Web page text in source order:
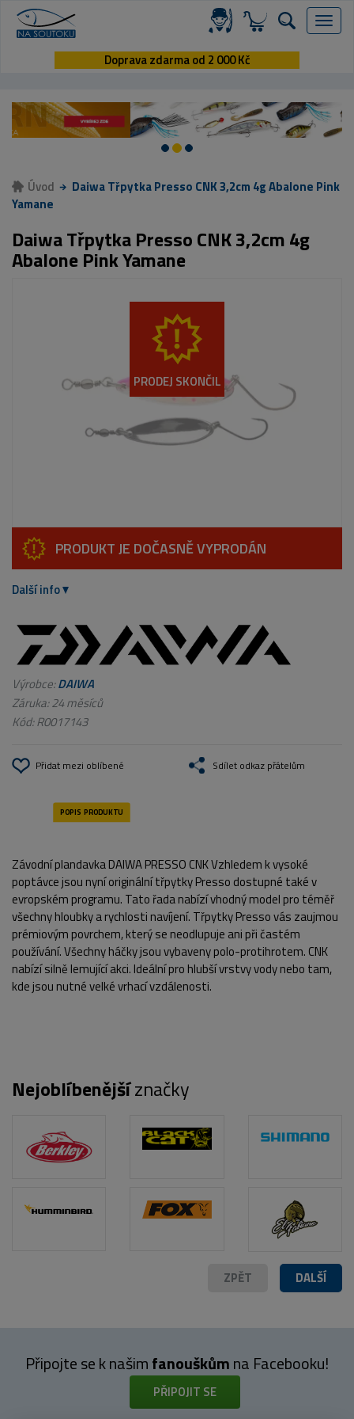
Menu
Doprava zdarma od 2 000 Kč
Úvod
Daiwa Třpytka Presso CNK 3,2cm 4g Abalone Pink
Yamane
Daiwa Třpytka Presso CNK 3,2cm 4g
Abalone Pink Yamane
PRODEJ SKONČIL
PRODUKT JE DOČASNĚ VYPRODÁN
Další info
Výrobce:DAIWA
Záruka: 24 měsíců
Kód:R0017143
Přidat mezi oblíbené Sdílet odkaz přátelům
POPIS PRODUKTU
Závodní plandavka DAIWA PRESSO CNK Vzhledem k vysoké
poptávce jsou nyní originální třpytky Presso dostupné také v
evropském programu. Tato řada nabízí vhodný model pro téměř
všechny hloubky a rychlosti navíjení. Třpytky Presso vás zaujmou
prémiovým povrchem, který se neodlupuje ani při častém
používání. Všechny háčky jsou vybaveny polo-protihrotem. CNK
nabízí silně lemující akci. Ideální pro hlubší vrstvy vody nebo tam,
kde jsou nutné velké vrhací vzdálenosti.
Nejoblíbenějšíznačky
DALŠÍ
ZPĚT
Připojte se k našimfanouškůmna Facebooku!
PŘIPOJIT SE